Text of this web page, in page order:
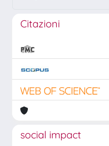
Citazioni
social impact